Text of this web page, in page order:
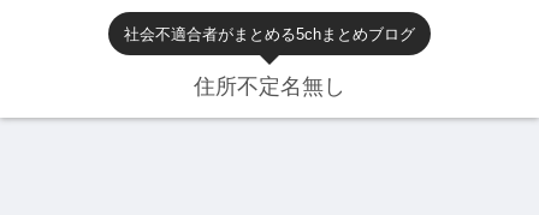
社会不適合者がまとめる5chまとめブログ
住所不定名無し